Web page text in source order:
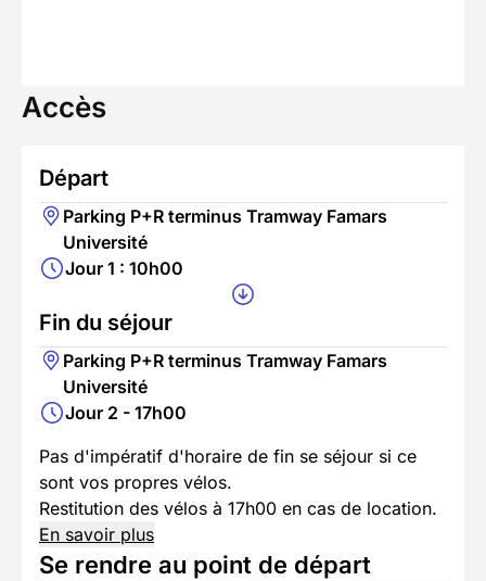
Accès
Départ
Parking P+R terminus Tramway Famars
Université
Jour 1 : 10h00
Fin du séjour
Parking P+R terminus Tramway Famars
Université
Jour 2 - 17h00
Pas d'impératif d'horaire de fin se séjour si ce
sont vos propres vélos.
Restitution des vélos à 17h00 en cas de location.
En savoir plus
Se rendre au point de départ